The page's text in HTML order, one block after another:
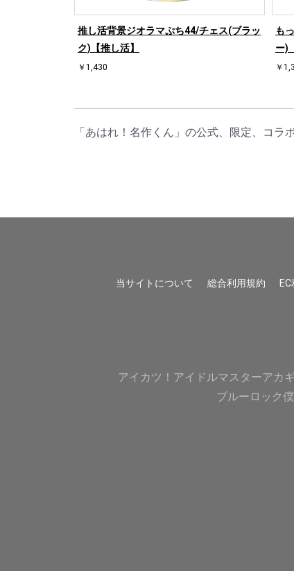
推し活背景ジオラマぷち44/チェス(ブラッ
ク)【推し活】
￥1,430
も
ー)
￥
「あはれ！名作くん」の公式、限定、コラ
当サイトについて 総合利用規約
アイカツ！ アイドルマスターアカ
ブルーロック